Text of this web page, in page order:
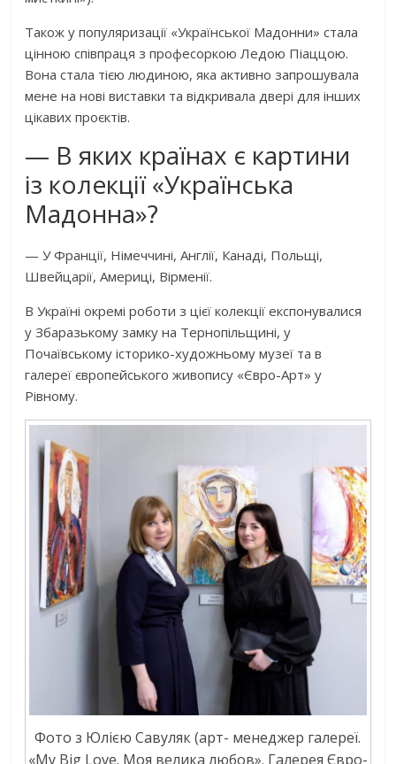
Також у популяризації «Української Мадонни» стала
цінною співпраця з професоркою Ледою Піаццою.
Вона стала тією людиною, яка активно запрошувала
мене на нові виставки та відкривала двері для інших
цікавих проєктів.
— В яких країнах є картини
із колекції «Українська
Мадонна»?
— У Франції, Німеччині, Англії, Канаді, Польщі,
Швейцарії, Америці, Вірменії.
В Україні окремі роботи з цієї колекції експонувалися
у Збаразькому замку на Тернопільщині, у
Почаївському історико-художньому музеї та в
галереї європейського живопису «Євро-Арт» у
Рівному.
Фото з Юлією Савуляк (арт- менеджер галереї.
«My Big Love. Моя велика любов». Галерея Євро-